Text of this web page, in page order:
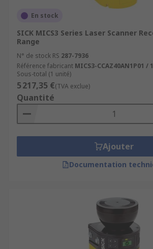
En stock
SICK MICS3 Series Laser Scanner
Range
N° de stock RS 287-7936
Référence fabricant MICS3-CCAZ40AN1P01 /
Sous-total (1 unité)
5 217,35 €(TVA exclue)
Quantité
Ajouter
Documentation